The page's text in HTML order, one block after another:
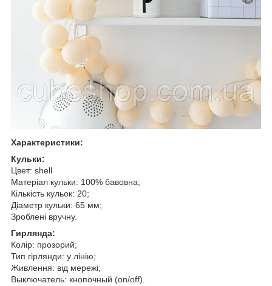
Характеристики:
Кульки:
Цвет: shell
Матеріал кульки: 100% бавовна;
Кількість кульок: 20;
Діаметр кульки: 65 мм;
Зроблені вручну.
Гирлянда:
Колір: прозорий;
Тип гірлянди: у лінію;
Живлення: від мережі;
Выключатель: кнопочный (on/off).